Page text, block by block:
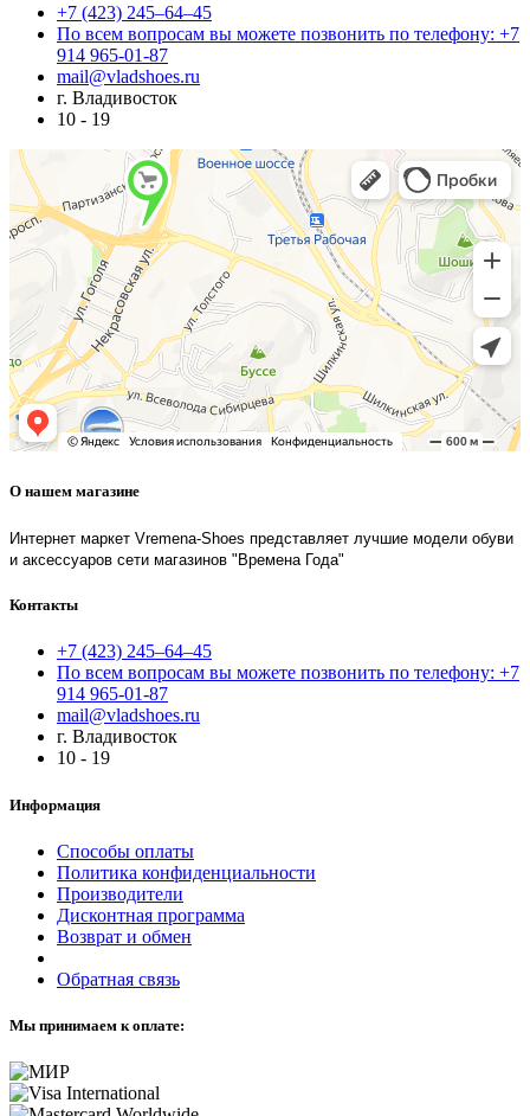
+7 (423) 245–64–45
По всем вопросам вы можете позвонить по телефону: +7
914 965-01-87
mail@vladshoes.ru
г. Владивосток
10 - 19
О нашем магазине
Интернет маркет Vremena-Shoes представляет лучшие модели обуви
и аксессуаров сети магазинов "Времена Года"
Контакты
+7 (423) 245–64–45
По всем вопросам вы можете позвонить по телефону: +7
914 965-01-87
mail@vladshoes.ru
г. Владивосток
10 - 19
Информация
Способы оплаты
Политика конфиденциальности
Производители
Дисконтная программа
Возврат и обмен
Обратная связь
Мы принимаем к оплате: